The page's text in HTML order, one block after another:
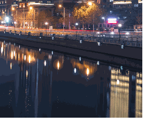
们联系
联系我们
admin@hzljdz.com.cn